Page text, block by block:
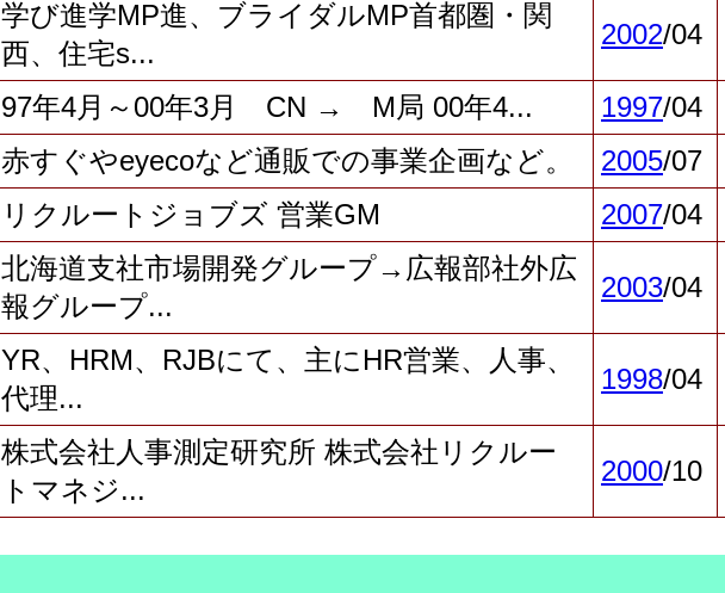
学び進学MP進、ブライダルMP首都圏・関
西、住宅s...
2002/04
97年4月～00年3月 CN → M局 00年4... 1997/04
赤すぐやeyecoなど通販での事業企画など。 2005/07
リクルートジョブズ 営業GM 2007/04
北海道支社市場開発グループ→広報部社外広
報グループ...
2003/04
YR、HRM、RJBにて、主にHR営業、人事、
代理...
1998/04
株式会社人事測定研究所 株式会社リクルー
トマネジ...
2000/10